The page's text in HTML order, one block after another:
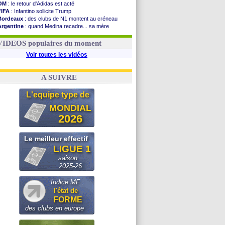
: le retour d'Adidas est acté
: Infantino sollicite Trump
: des clubs de N1 montent au créneau
: quand Medina recadre... sa mère
: Paixão attire un 2e club anglais
populaires du moment
Voir toutes les vidéos
A SUIVRE
L'equipe type de
MONDIAL
2026
Le meilleur effectif
LIGUE 1
saison
2025-26
Indice MF :
l'état de
FORME
des clubs en europe